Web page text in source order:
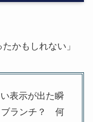
かもしれない」
表示が出た瞬
ブランチ？ 何